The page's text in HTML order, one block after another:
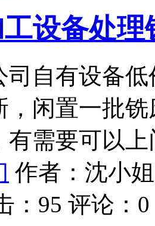
设备处
司自有设备
，闲置一批
有需要可以
作者：沈小
： 95 评论： 0